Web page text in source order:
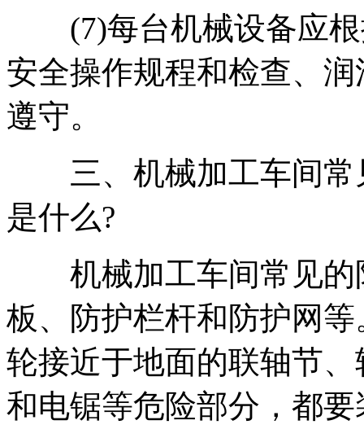
(7)每台机械设备应根
安全操作规程和检查、
遵守。
三、机械加工车间常
是什么?
机械加工车间常见的
板、防护栏杆和防护网
轮接近于地面的联轴节
和电锯等危险部分，都